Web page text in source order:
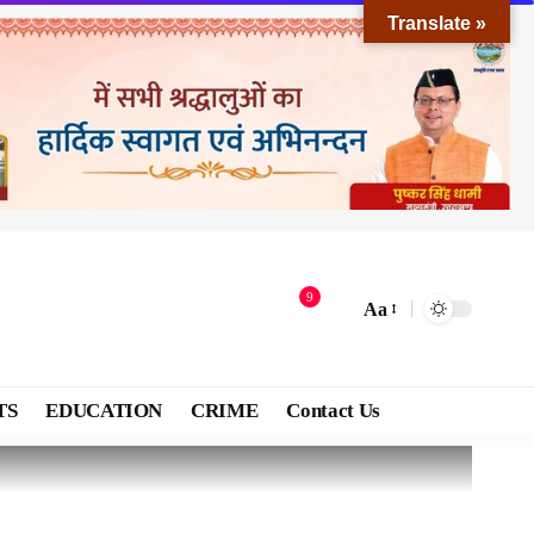
9
Aa
EDUCATION CRIME Contact Us
Translate »